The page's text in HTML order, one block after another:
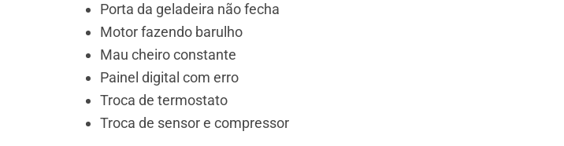
Porta da geladeira não fecha
Motor fazendo barulho
Mau cheiro constante
Painel digital com erro
Troca de termostato
Troca de sensor e compressor